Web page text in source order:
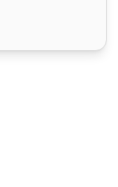
ポートしま